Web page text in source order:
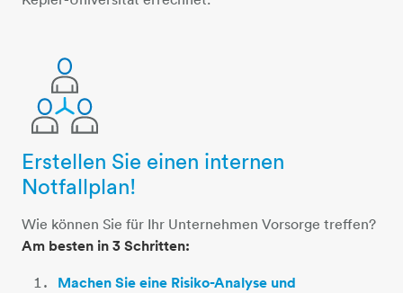
3-personen-team
Erstellen Sie einen internen
Notfallplan!
Wie können Sie für Ihr Unternehmen Vorsorge treffen?
Am besten in 3 Schritten:
Machen Sie eine Risiko-Analyse und